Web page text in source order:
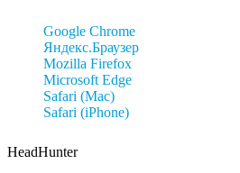
Google Chrome
Яндекс.Браузер
Mozilla Firefox
Microsoft Edge
Safari (Mac)
Safari (iPhone)
HeadHunter